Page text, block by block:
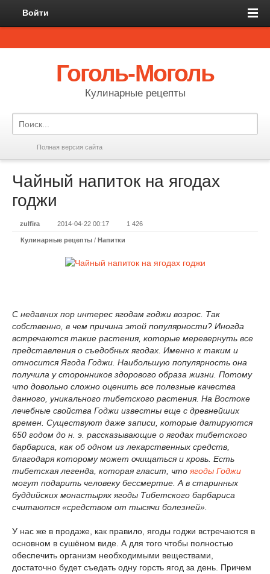
Войти
Гоголь-Моголь
Кулинарные рецепты
Полная версия сайта
Чайный напиток на ягодах
годжи
zulfira 2014-04-22 00:17 1 426
Кулинарные рецепты / Напитки
С недавних пор интерес ягодам годжи возрос. Так
собственно, в чем причина этой популярности? Иногда
встречаются такие растения, которые меревернуть все
представления о съедобных ягодах. Именно к таким и
относится Ягода Годжи. Наибольшую популярность она
получила у сторонников здорового образа жизни. Потому
что довольно сложно оценить все полезные качества
данного, уникального тибетского растения. На Востоке
лечебные свойства Годжи известны еще с древнейших
времен. Существуют даже записи, которые датируются
650 годом до н. э. рассказывающие о ягодах тибетского
барбариса, как об одном из лекарственных средств,
благодаря которому может очищаться и кровь. Есть
тибетская легенда, которая гласит, что ягоды Годжи
могут подарить человеку бессмертие. А в старинных
буддийских монастырях ягоды Тибетского барбариса
считаются «средством от тысячи болезней».
У нас же в продаже, как правило, ягоды годжи встречаются в
основном в сушёном виде. А для того чтобы полностью
обеспечить организм необходимыми веществами,
достаточно будет съедать одну горсть ягод за день. Причем